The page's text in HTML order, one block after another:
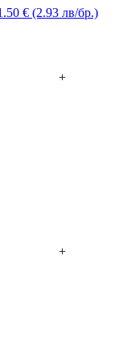
€ (2.93 лв/бр.)
+
+